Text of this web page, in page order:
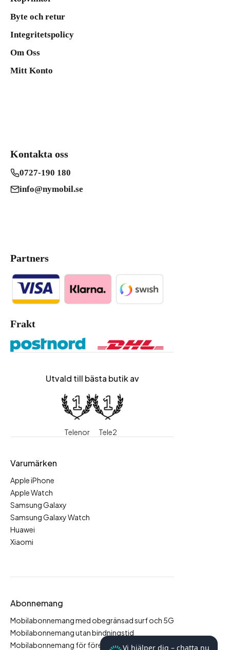
Byte och retur
Integritetspolicy
Om Oss
Mitt Konto
Vi hjälper dig – chatta nu
Kontakta oss
0727-190 180
info@nymobil.se
Partners
Frakt
Utvald till bästa butik av
Telenor Tele2
Varumärken
Apple iPhone
Apple Watch
Samsung Galaxy
Samsung Galaxy Watch
Huawei
Xiaomi
Abonnemang
Mobilabonnemang med obegränsad surf och 5G
Mobilabonnemang utan bindningstid
Mobilabonnemang för företag